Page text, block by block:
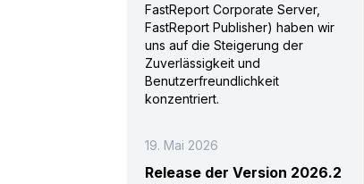
FastReport Corporate Server,
FastReport Publisher) haben wir
uns auf die Steigerung der
Zuverlässigkeit und
Benutzerfreundlichkeit
konzentriert.
19. Mai 2026
Release der Version 2026.2